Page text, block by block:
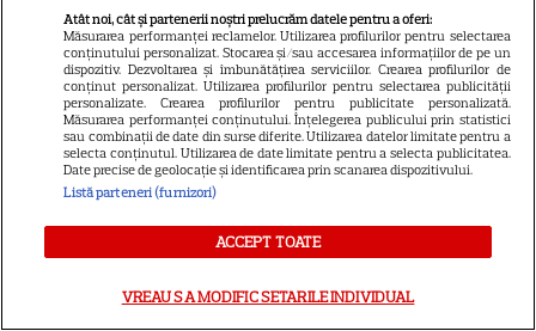
Waddingham, într-un serial cu
asasini, umor și multă acțiune
VEDETE STRĂINE
Lansarea thrillerului SF
„Capătul Străzii Stejar”: Anne
Hathaway și Ewan McGregor,
înfruntare preistorică într-o
Atât noi, cât și partenerii noștri prelucrăm datele pentru a oferi:
Măsurarea performanței reclamelor. Utilizarea profilurilor pentru selectarea
conținutului personalizat. Stocarea și/sau accesarea informațiilor de pe un
dispozitiv. Dezvoltarea și îmbunătățirea serviciilor. Crearea profilurilor de
conținut personalizat. Utilizarea profilurilor pentru selectarea publicității
personalizate. Crearea profilurilor pentru publicitate personalizată.
Măsurarea performanței conținutului. Înțelegerea publicului prin statistici
sau combinații de date din surse diferite. Utilizarea datelor limitate pentru a
selecta conținutul. Utilizarea de date limitate pentru a selecta publicitatea.
Date precise de geolocație și identificarea prin scanarea dispozitivului.
Listă parteneri (furnizori)
ACCEPT TOATE
VREAU SA MODIFIC SETARILE INDIVIDUAL